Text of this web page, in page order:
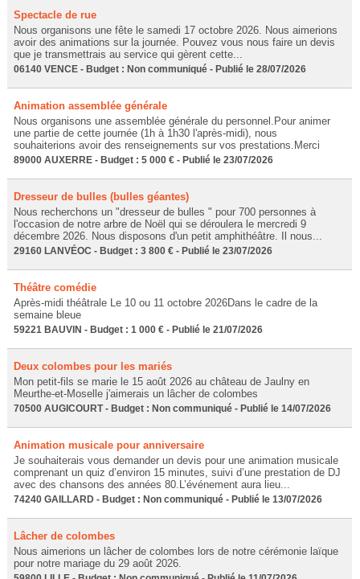
Spectacle de rue
Nous organisons une fête le samedi 17 octobre 2026. Nous aimerions
avoir des animations sur la journée. Pouvez vous nous faire un devis
que je transmettrais au service qui gèrent cette...
06140 VENCE - Budget : Non communiqué - Publié le 28/07/2026
Animation assemblée générale
Nous organisons une assemblée générale du personnel.Pour animer
une partie de cette journée (1h à 1h30 l'après-midi), nous
souhaiterions avoir des renseignements sur vos prestations.Merci
89000 AUXERRE - Budget : 5 000 € - Publié le 23/07/2026
Dresseur de bulles (bulles géantes)
Nous recherchons un "dresseur de bulles " pour 700 personnes à
l'occasion de notre arbre de Noël qui se déroulera le mercredi 9
décembre 2026. Nous disposons d'un petit amphithéâtre. Il nous...
29160 LANVÉOC - Budget : 3 800 € - Publié le 23/07/2026
Théâtre comédie
Après-midi théâtrale Le 10 ou 11 octobre 2026Dans le cadre de la
semaine bleue
59221 BAUVIN - Budget : 1 000 € - Publié le 21/07/2026
Deux colombes pour les mariés
Mon petit-fils se marie le 15 août 2026 au château de Jaulny en
Meurthe-et-Moselle j'aimerais un lâcher de colombes
70500 AUGICOURT - Budget : Non communiqué - Publié le 14/07/2026
Animation musicale pour anniversaire
Je souhaiterais vous demander un devis pour une animation musicale
comprenant un quiz d’environ 15 minutes, suivi d’une prestation de DJ
avec des chansons des années 80.L’événement aura lieu...
74240 GAILLARD - Budget : Non communiqué - Publié le 13/07/2026
Lâcher de colombes
Nous aimerions un lâcher de colombes lors de notre cérémonie laïque
pour notre mariage du 29 août 2026.